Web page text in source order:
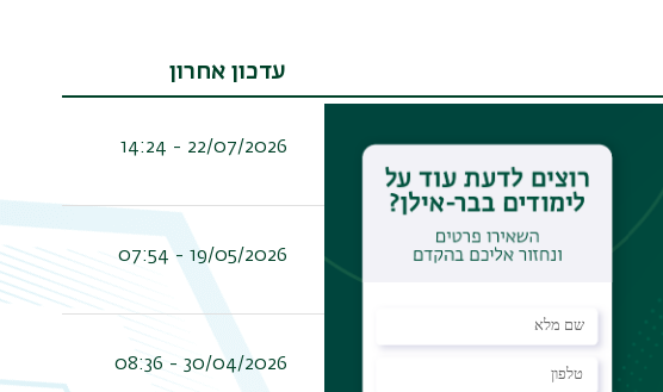
עדכון אחרון
22/07/2026 - 14:24
19/05/2026 - 07:54
30/04/2026 - 08:36